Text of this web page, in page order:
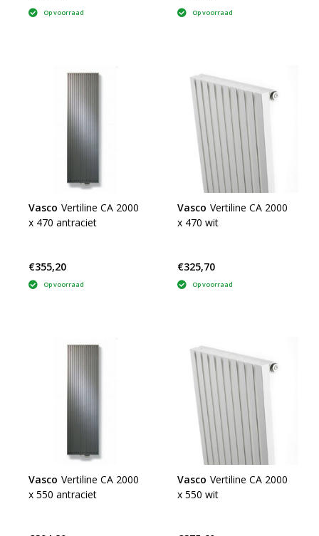
Op voorraad Op voorraad
Vasco Vertiline CA 2000
x 470 antraciet
€355,20
Op voorraad
Vasco Vertiline CA 2000
x 470 wit
€325,70
Op voorraad
Vasco Vertiline CA 2000
x 550 antraciet
Vasco Vertiline CA 2000
x 550 wit